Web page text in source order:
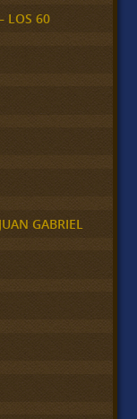
LOS 60
GABRIEL